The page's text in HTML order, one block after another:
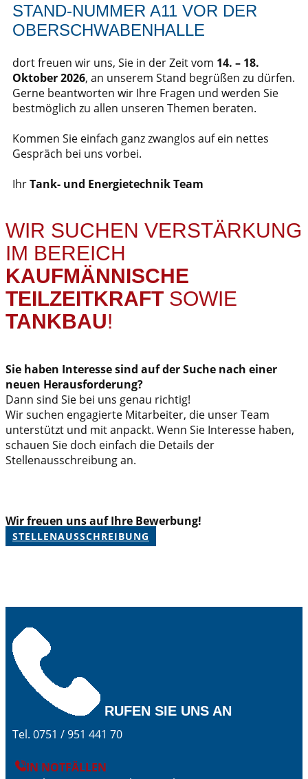
STAND-NUMMER A11 VOR DER
OBERSCHWABENHALLE
dort freuen wir uns, Sie in der Zeit vom 14. – 18.
Oktober 2026, an unserem Stand begrüßen zu dürfen.
Gerne beantworten wir Ihre Fragen und werden Sie
bestmöglich zu allen unseren Themen beraten.
Kommen Sie einfach ganz zwanglos auf ein nettes
Gespräch bei uns vorbei.
IhrTank- und Energietechnik Team
WIR SUCHEN VERSTÄRKUNG
IM BEREICH
KAUFMÄNNISCHE
TEILZEITKRAFT SOWIE
TANKBAU!
Sie haben Interesse sind auf der Suche nach einer
neuen Herausforderung?
Dann sind Sie bei uns genau richtig!
Wir suchen engagierte Mitarbeiter, die unser Team
unterstützt und mit anpackt. Wenn Sie Interesse haben,
schauen Sie doch einfach die Details der
Stellenausschreibung an.
Wir freuen uns auf Ihre Bewerbung!
STELLENAUSSCHREIBUNG
RUFEN SIE UNS AN
Tel. 0751 / 951 441 70
IN NOTFÄLLEN